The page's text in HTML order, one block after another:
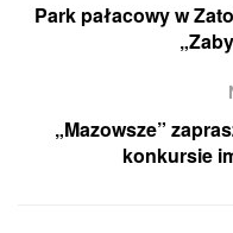
Park pałacowy w
„Mazowsze”
konkursie